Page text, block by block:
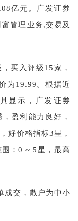
亿元。广发证券
管理业务,交易及
买入评级15家，
为19.99。根据近
显示，广发证券
盈利能力良好，
好价格指标3星，
：0 ~ 5星，最高
成交，散户为中小